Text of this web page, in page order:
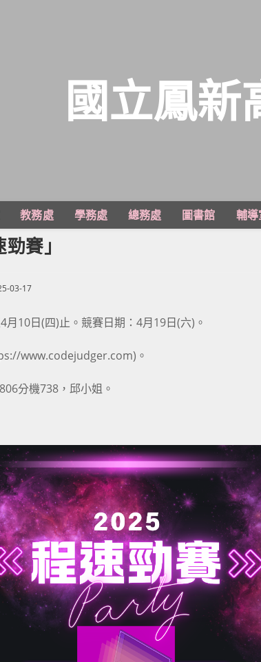
國立鳳新
教務處 學務處 總務處 圖書館 輔導
賽」
03-17
10日(四)止。競賽日期：4月19日(六)。
www.codejudger.com)。
分機738，邱小姐。